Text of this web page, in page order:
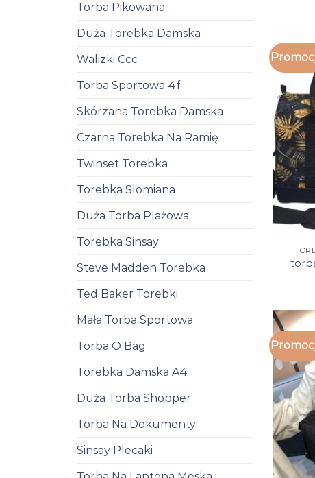
Torba Pikowana
Duża Torebka Damska
Walizki Ccc
Torba Sportowa 4f
Skórzana Torebka Damska
Czarna Torebka Na Ramię
Twinset Torebka
Torebka Slomiana
Duża Torba Plażowa
Torebka Sinsay
Steve Madden Torebka
Ted Baker Torebki
Mała Torba Sportowa
Torba O Bag
Torebka Damska A4
Duża Torba Shopper
Torba Na Dokumenty
Sinsay Plecaki